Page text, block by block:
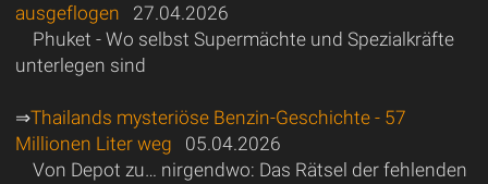
ausgeflogen 27.04.2026
Phuket - Wo selbst Supermächte und Spezialkräfte
unterlegen sind
⇒Thailands mysteriöse Benzin-Geschichte - 57
Millionen Liter weg 05.04.2026
Von Depot zu… nirgendwo: Das Rätsel der fehlenden